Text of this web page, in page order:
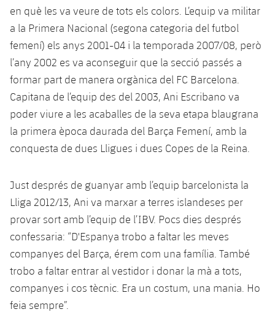
plusicon
més
Spotify Camp Nou
Palau Blaugrana
Barça Cafe
Ciutat Esportiva
La Masia
plusicon
més
Serveis
Accessibilitat
plusicon
més
Acreditacions
SUB13
SUB11 A
SUB11 B
SUB10 A
SUB9 A
SUB9 B
SUB8 A
SUB8 B
SUB13 B
SUB12 C
Entrades
Gameday Shows
Resultats
Classificacions
Jugadors
Fotos
Història
Palmarès
Barça Atlètic
Junior
Cadet A
Cadet B
Infantil B
Mini
Campus Estiu
PLUSICON
MÉS
Primer Equip
plusicon
més
Actualitat
Calendari
Resultats
Classificació
Jugadors
Fotos
Barça Atlètic
plusicon
més
Actualitat
Resultats
Jugadors
Fotos
Base
plusicon
més
Juvenil
Cadet A
Cadet B
Infantil A
PLUSICON
MÉS
Primer equip
plusicon
més
Actualitat
Calendari
Entrades
Barça Atlètic
plusicon
més
Actualitat
Calendari
Base
plusicon
més
Actualitat
Campus Verano
en què les va veure de tots els colors. L’equip va militar
a la Primera Nacional (segona categoria del futbol
femení) els anys 2001-04 i la temporada 2007/08, però
l’any 2002 es va aconseguir que la secció passés a
formar part de manera orgànica del FC Barcelona.
Capitana de l’equip des del 2003, Ani Escribano va
poder viure a les acaballes de la seva etapa blaugrana
la primera època daurada del Barça Femení, amb la
conquesta de dues Lligues i dues Copes de la Reina.
Just després de guanyar amb l’equip barcelonista la
Lliga 2012/13, Ani va marxar a terres islandeses per
provar sort amb l’equip de l’IBV. Pocs dies després
confessaria: “D'Espanya trobo a faltar les meves
companyes del Barça, érem com una família. També
trobo a faltar entrar al vestidor i donar la mà a tots,
companyes i cos tècnic. Era un costum, una mania. Ho
feia sempre”.